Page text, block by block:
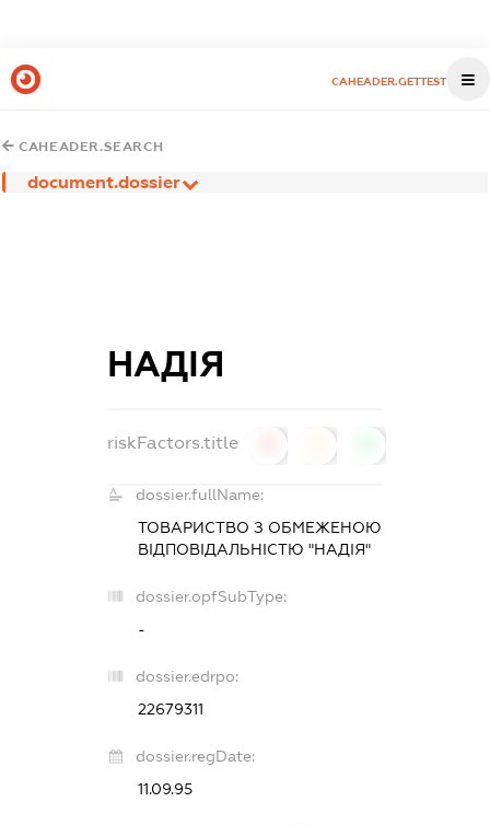
CAHEADER.GETTEST
CAHEADER.SEARCH
document.dossier
НАДІЯ
riskFactors.title
dossier.fullName:
ТОВАРИСТВО З ОБМЕЖЕНОЮ
ВІДПОВІДАЛЬНІСТЮ "НАДІЯ"
dossier.opfSubType:
-
dossier.edrpo:
22679311
dossier.regDate:
11.09.95